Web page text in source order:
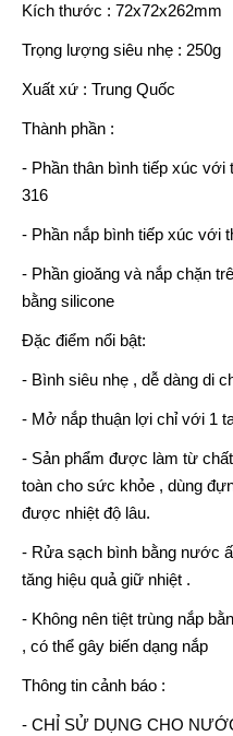
Kích thước : 72x72x262mm
Trọng lượng siêu nhẹ : 250g
Xuất xứ : Trung Quốc
Thành phần :
- Phần thân bình tiếp xúc với
316
- Phần nắp bình tiếp xúc với
- Phần gioăng và nắp chặn
bằng silicone
Đặc điểm nổi bật:
- Bình siêu nhẹ , dễ dàng di
- Mở nắp thuận lợi chỉ với 1
- Sản phẩm được làm từ
toàn cho sức khỏe , dùng
được nhiệt độ lâu.
- Rửa sạch bình bằng nước
tăng hiệu quả giữ nhiệt .
- Không nên tiệt trùng nắp
, có thể gây biến dạng nắp
Thông tin cảnh báo :
- CHỈ SỬ DỤNG CHO